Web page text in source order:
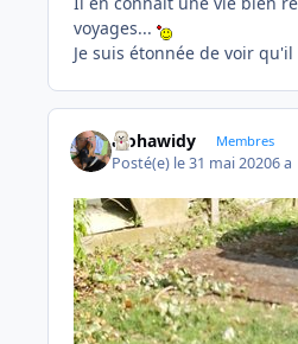
voyages...
Je suis étonnée de voir
alohawidy Membres
Posté(e) le 31 mai 20206 a